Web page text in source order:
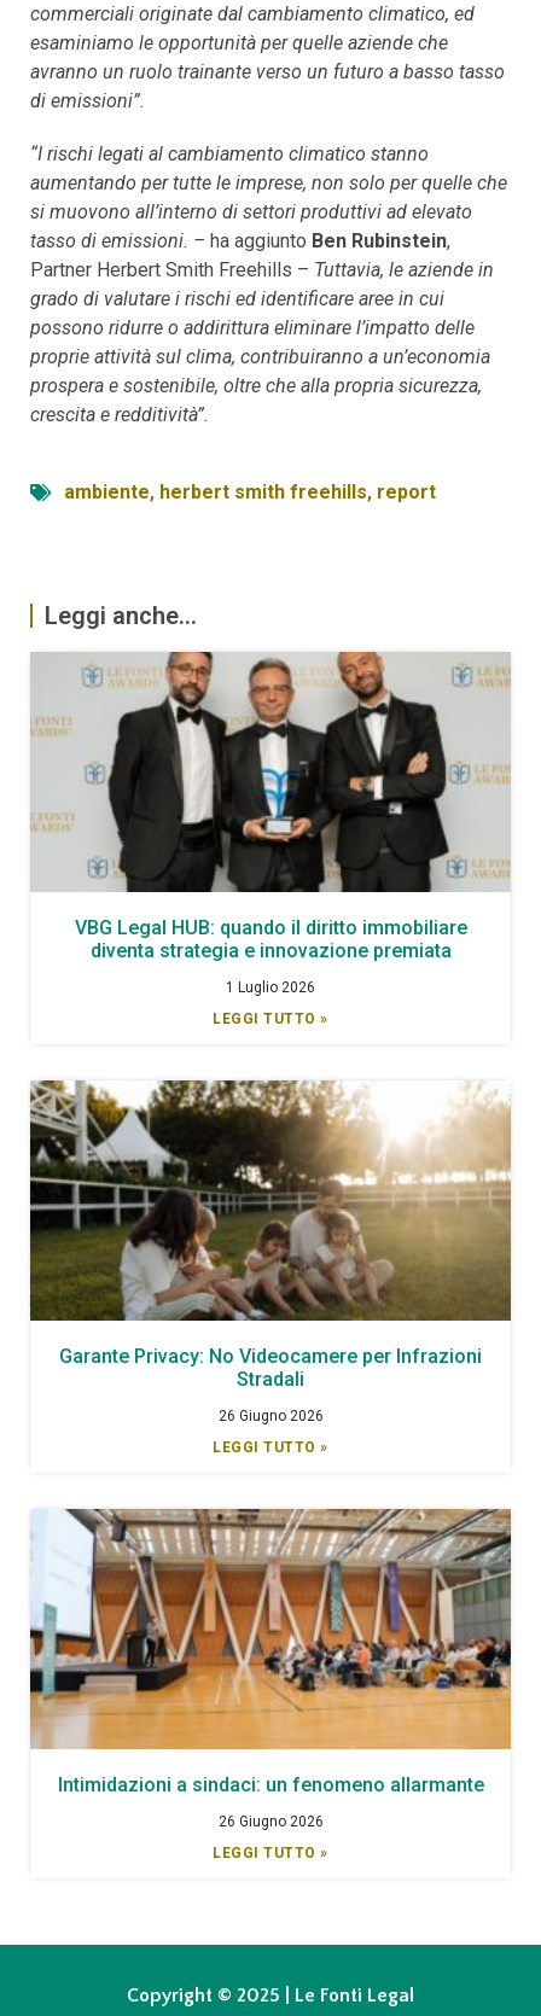
commerciali originate dal cambiamento climatico, ed
esaminiamo le opportunità per quelle aziende che
avranno un ruolo trainante verso un futuro a basso tasso
di emissioni”.
“I rischi legati al cambiamento climatico stanno
aumentando per tutte le imprese, non solo per quelle che
si muovono all’interno di settori produttivi ad elevato
tasso di emissioni. – ha aggiunto Ben Rubinstein,
Partner Herbert Smith Freehills – Tuttavia, le aziende in
grado di valutare i rischi ed identificare aree in cui
possono ridurre o addirittura eliminare l’impatto delle
proprie attività sul clima, contribuiranno a un’economia
prospera e sostenibile, oltre che alla propria sicurezza,
crescita e redditività”.
ambiente, herbert smith freehills, report
Leggi anche...
VBG Legal HUB: quando il diritto immobiliare
diventa strategia e innovazione premiata
1 Luglio 2026
LEGGI TUTTO »
Garante Privacy: No Videocamere per Infrazioni
Stradali
26 Giugno 2026
LEGGI TUTTO »
Intimidazioni a sindaci: un fenomeno allarmante
26 Giugno 2026
LEGGI TUTTO »
Copyright © 2025 | Le Fonti Legal